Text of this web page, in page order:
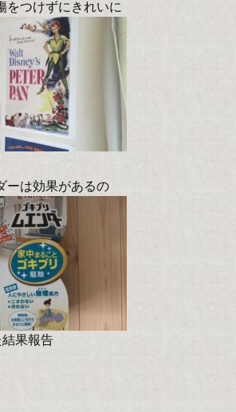
をつけずにきれいに
ーは効果があるの
果報告